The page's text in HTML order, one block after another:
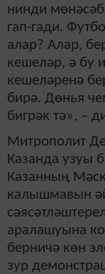
нинди
гап-гади.
алар? Алар,
кешеләр, ә бу
кешеләренә
бирә. Дөнья
бигрәк тә», –
Митрополит
Казанда узуы
Казанның
калышмавын
аралашуына
берничә көн
зур